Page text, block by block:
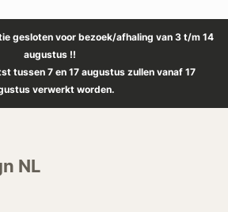
gesloten voor bezoek/afhaling van 3 t/m 14
augustus !!
tussen 7 en 17 augustus zullen vanaf 17
verwerkt worden.
NL